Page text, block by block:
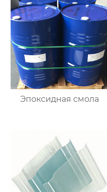
Эпоксидная смола